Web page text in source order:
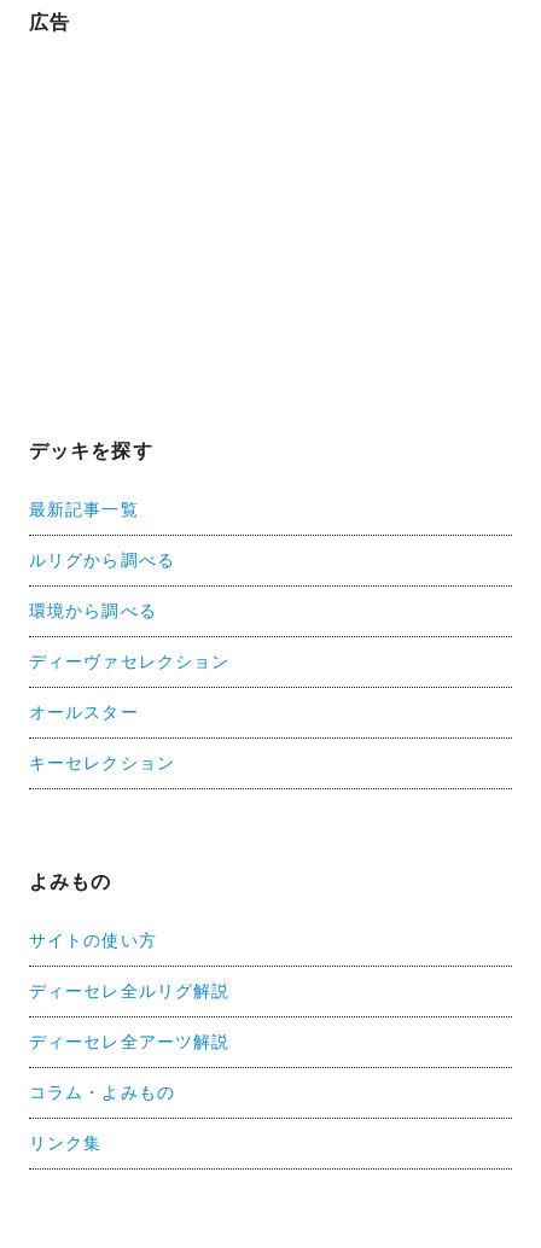
広告
デッキを探す
最新記事一覧
ルリグから調べる
環境から調べる
ディーヴァセレクション
オールスター
キーセレクション
よみもの
サイトの使い方
ディーセレ全ルリグ解説
ディーセレ全アーツ解説
コラム・よみもの
リンク集